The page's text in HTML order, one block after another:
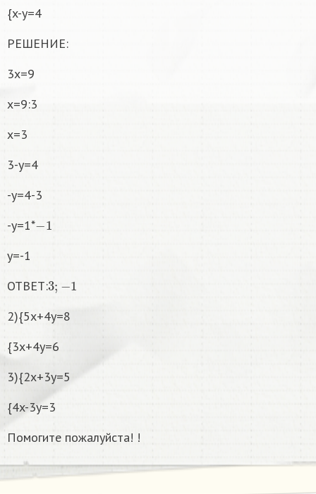
{x-y=4
РЕШЕНИЕ:
3x=9
x=9:3
x=3
3-y=4
-y=4-3
-y=1*
1
y=-1
ОТВЕТ:3
2){5x+4y=8
{3x+4y=6
3){2x+3y=5
{4x-3y=3
Помогите пожалуйста! !